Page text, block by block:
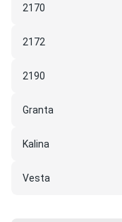
2170
2172
2190
Granta
Kalina
Vesta